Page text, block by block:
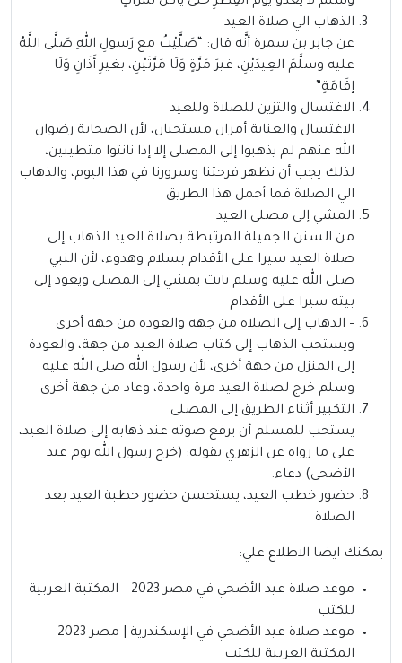
الذهاب الي صلاة العيد
عن جابر بن سمرة أنَّه قال: “صَلَّيْتُ مع رَسولِ اللهِ صَلَّى اللَّهُ
عليه وسلَّمَ العِيدَيْنِ، غيرَ مَرَّةٍ وَلَا مَرَّتَيْنِ، بغيرِ أَذَانٍ وَلَا
إقَامَةٍ”
الاغتسال والتزين للصلاة وللعيد
الاغتسال والعناية أمران مستحبان، لأن الصحابة رضوان
الله عنهم لم يذهبوا إلى المصلى إلا إذا نانتوا متطيبين،
لذلك يجب أن نظهر فرحتنا وسرورنا في هذا اليوم، والذهاب
الي الصلاة فما أجمل هذا الطريق
المشي إلى مصلى العيد
من السنن الجميلة المرتبطة بصلاة العيد الذهاب إلى
صلاة العيد سيرا على الأقدام بسلام وهدوء، لأن النبي
صلى الله عليه وسلم نانت يمشي إلى المصلى ويعود إلى
بيته سيرا على الأقدام
– الذهاب إلى الصلاة من جهة والعودة من جهة أخرى
ويستحب الذهاب إلى كتاب صلاة العيد من جهة، والعودة
إلى المنزل من جهة أخرى، لأن رسول الله صلى الله عليه
وسلم خرج لصلاة العيد مرة واحدة، وعاد من جهة أخرى
التكبير أثناء الطريق إلى المصلى
يستحب للمسلم أن يرفع صوته عند ذهابه إلى صلاة العيد،
على ما رواه عن الزهري بقوله: (خرج رسول الله يوم عيد
الأضحى) دعاء.
حضور خطب العيد، يستحسن حضور خطبة العيد بعد
الصلاة
يمكنك ايضا الاطلاع علي:
موعد صلاة عيد الأضحي في مصر 2023 – المكتبة العربية
للكتب
موعد صلاة عيد الأضحي في الإسكندرية | مصر 2023 –
المكتبة العربية للكتب